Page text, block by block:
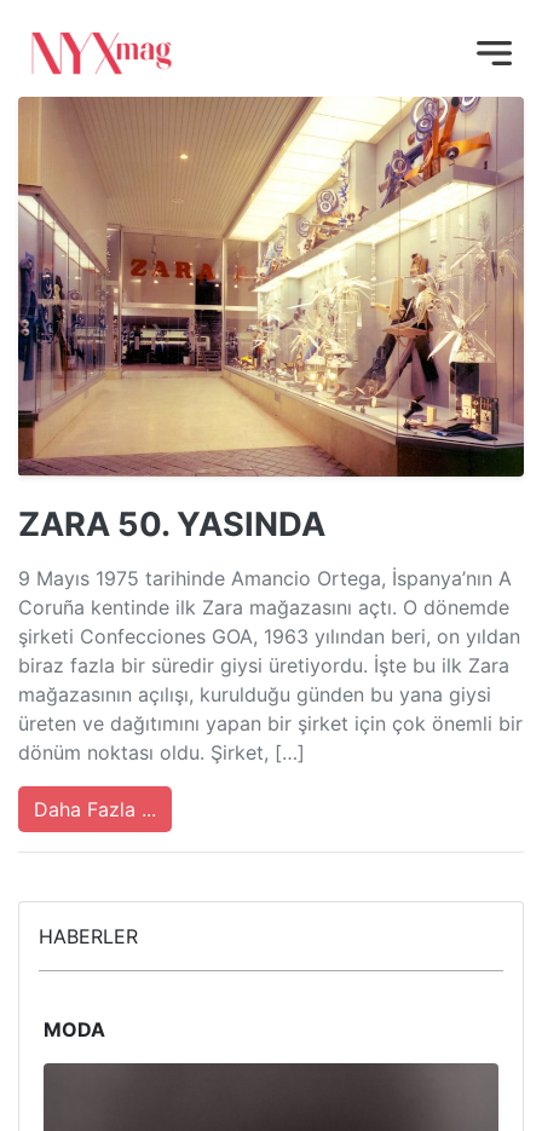
ZARA 50. YASINDA
9 Mayıs 1975 tarihinde Amancio Ortega, İspanya’nın A
Coruña kentinde ilk Zara mağazasını açtı. O dönemde
şirketi Confecciones GOA, 1963 yılından beri, on yıldan
biraz fazla bir süredir giysi üretiyordu. İşte bu ilk Zara
mağazasının açılışı, kurulduğu günden bu yana giysi
üreten ve dağıtımını yapan bir şirket için çok önemli bir
dönüm noktası oldu. Şirket, […]
Daha Fazla ...
HABERLER
MODA